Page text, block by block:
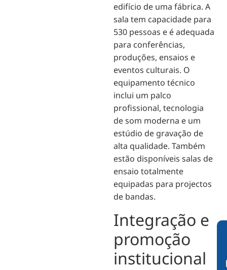
edifício de uma fábrica. A
sala tem capacidade para
530 pessoas e é adequada
para conferências,
produções, ensaios e
eventos culturais. O
equipamento técnico
inclui um palco
profissional, tecnologia
de som moderna e um
estúdio de gravação de
alta qualidade. Também
estão disponíveis salas de
ensaio totalmente
equipadas para projectos
de bandas.
Integração e
promoção
institucional